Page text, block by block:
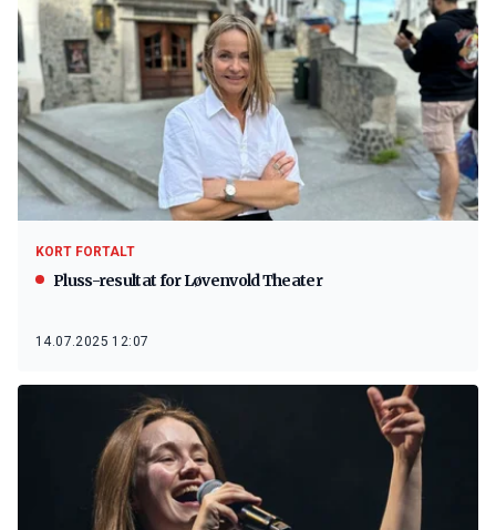
KORT FORTALT
Pluss-resultat for Løvenvold Theater
14.07.2025 12:07